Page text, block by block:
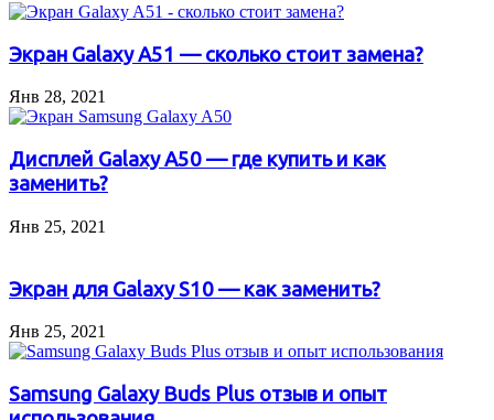
Экран Galaxy A51 — сколько стоит замена?
Янв 28, 2021
Дисплей Galaxy A50 — где купить и как
заменить?
Янв 25, 2021
Экран для Galaxy S10 — как заменить?
Янв 25, 2021
Samsung Galaxy Buds Plus отзыв и опыт